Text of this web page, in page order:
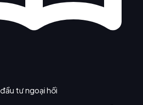
đầu tư ngoại hối